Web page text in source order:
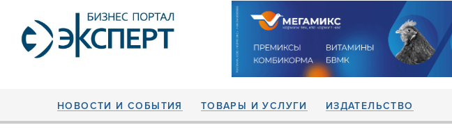
НОВОСТИ И СОБЫТИЯ ТОВАРЫ И УСЛУГИ ИЗДАТЕЛЬСТВО